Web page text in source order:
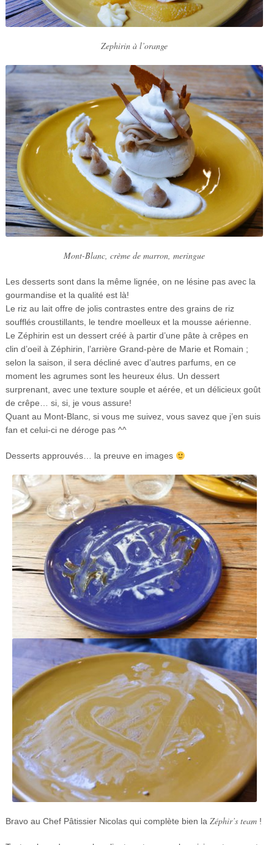
Zephirin à l’orange
Mont-Blanc, crème de marron, meringue
Les desserts sont dans la même lignée, on ne lésine pas avec la
gourmandise et la qualité est là!
Le riz au lait offre de jolis contrastes entre des grains de riz
soufflés croustillants, le tendre moelleux et la mousse aérienne.
Le Zéphirin est un dessert créé à partir d’une pâte à crêpes en
clin d’oeil à Zéphirin, l’arrière Grand-père de Marie et Romain ;
selon la saison, il sera décliné avec d’autres parfums, en ce
moment les agrumes sont les heureux élus. Un dessert
surprenant, avec une texture souple et aérée, et un délicieux goût
de crêpe… si, si, je vous assure!
Quant au Mont-Blanc, si vous me suivez, vous savez que j’en suis
fan et celui-ci ne déroge pas ^^
Desserts approuvés… la preuve en images
Bravo au Chef Pâtissier Nicolas qui complète bien la Zéphir’s team!